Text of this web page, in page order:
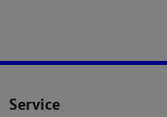
Service